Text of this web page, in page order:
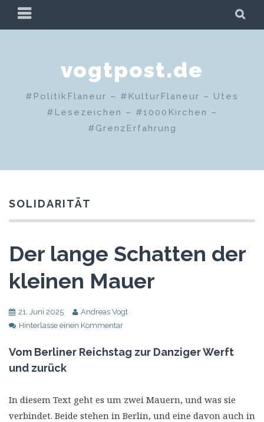
Zum
PRIMÄRES
MENÜ
vogtpost.de
#PolitikFlaneur – #KulturFlaneur – Utes
#Lesezeichen – #1000Kirchen –
#GrenzErfahrung
SOLIDARITÄT
Der lange Schatten der
kleinen Mauer
21. Juni 2025
Andreas Vogt
Hinterlasse einen Kommentar
Vom Berliner Reichstag zur Danziger Werft
und zurück
In diesem Text geht es um zwei Mauern, und was sie
verbindet. Beide stehen in Berlin, und eine davon auch in